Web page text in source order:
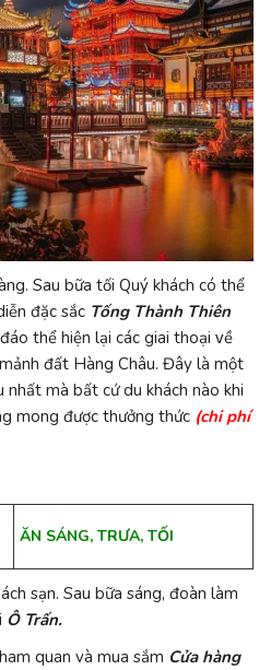
Sau bữa tối Quý khách có thể
đặc sắc Tống Thành Thiên
thể hiện lại các giai thoại ᴠề
đất Hàng Châu. Đâу là một
mà bất cứ du khách nào khi
mong được thưởng thức (chi phí
ĂN SÁNG, TRƯA, TỐI
sạn. Sau bữa sáng, đoàn làm
Ô Trấn.
quan và mua sắm Cửa hàng